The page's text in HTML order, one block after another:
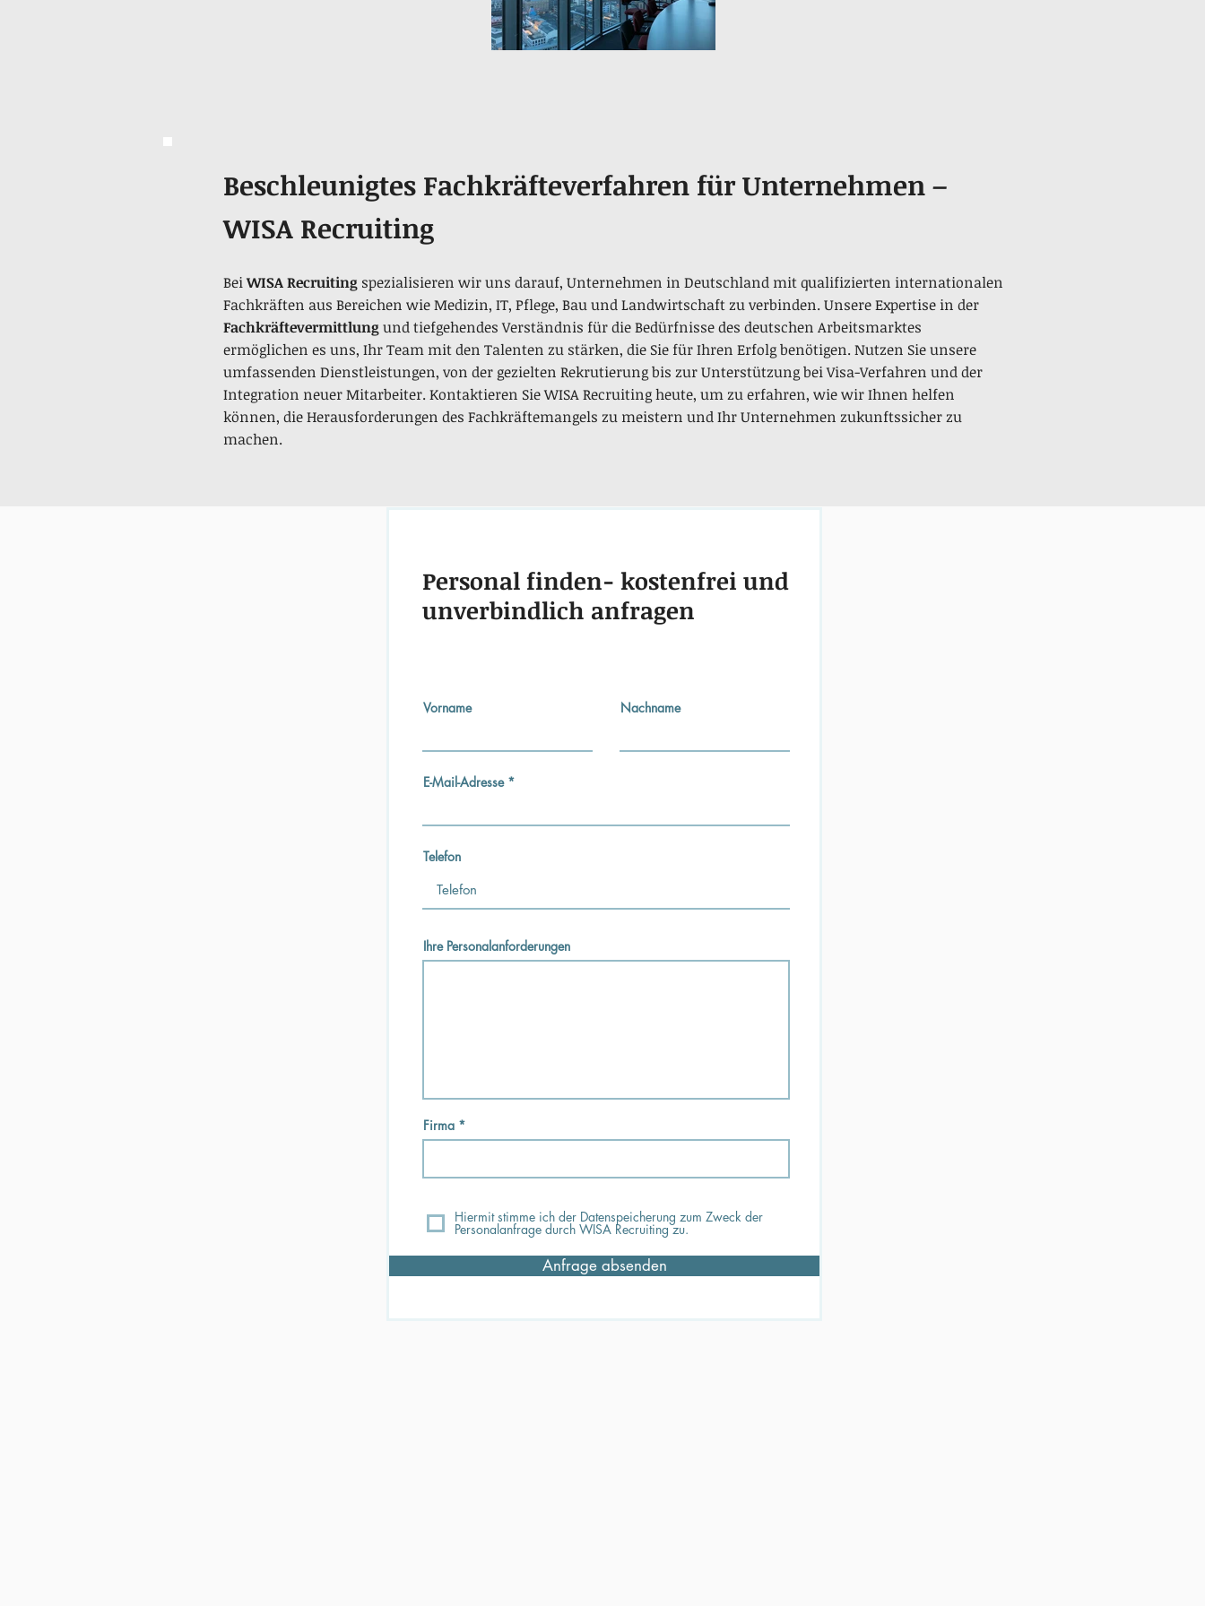
Beschleunigtes Fachkräfteverfahren für Unternehmen –
WISA Recruiting
BeiWISA Recruiting spezialisieren wir uns darauf, Unternehmen in Deutschland mit qualifizierten internationalen
Fachkräften aus Bereichen wie Medizin, IT, Pflege, Bau und Landwirtschaft zu verbinden. Unsere Expertise in der
Fachkräftevermittlung und tiefgehendes Verständnis für die Bedürfnisse des deutschen Arbeitsmarktes
ermöglichen es uns, Ihr Team mit den Talenten zu stärken, die Sie für Ihren Erfolg benötigen. Nutzen Sie unsere
umfassenden Dienstleistungen, von der gezielten Rekrutierung bis zur Unterstützung bei Visa-Verfahren und der
Integration neuer Mitarbeiter. Kontaktieren Sie WISA Recruiting heute, um zu erfahren, wie wir Ihnen helfen
können, die Herausforderungen des Fachkräftemangels zu meistern und Ihr Unternehmen zukunftssicher zu
machen.
Personal finden- kostenfrei und
unverbindlich anfragen
Vorname Nachname
E-Mail-Adresse
Telefon
Ihre Personalanforderungen
Firma
Hiermit stimme ich der Datenspeicherung zum Zweck der
Personalanfrage durch WISA Recruiting zu.
Anfrage absenden